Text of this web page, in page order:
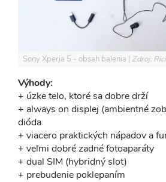
Sony Xperia 5 - obsah balenia Zdroj:
Výhody:
+ úzke telo, ktoré sa dobre drží
+ always on displej (ambientné
dióda
+ viacero praktických nápadov a
+ veľmi dobré zadné fotoaparáty
+ dual SIM (hybridný slot)
+ prebudenie poklepaním